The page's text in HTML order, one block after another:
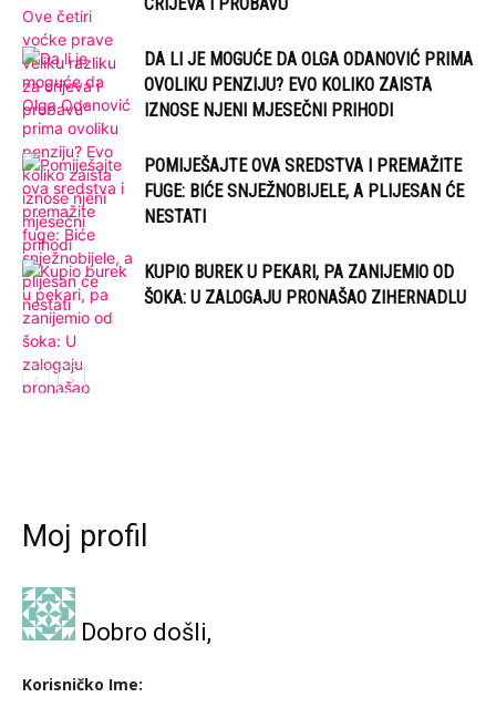
DA LI JE MOGUĆE DA OLGA ODANOVIĆ PRIMA
OVOLIKU PENZIJU? EVO KOLIKO ZAISTA
IZNOSE NJENI MJESEČNI PRIHODI
POMIJEŠAJTE OVA SREDSTVA I PREMAŽITE
FUGE: BIĆE SNJEŽNOBIJELE, A PLIJESAN ĆE
NESTATI
KUPIO BUREK U PEKARI, PA ZANIJEMIO OD
ŠOKA: U ZALOGAJU PRONAŠAO ZIHERNADLU
Moj profil
Dobro došli,
Korisničko Ime: